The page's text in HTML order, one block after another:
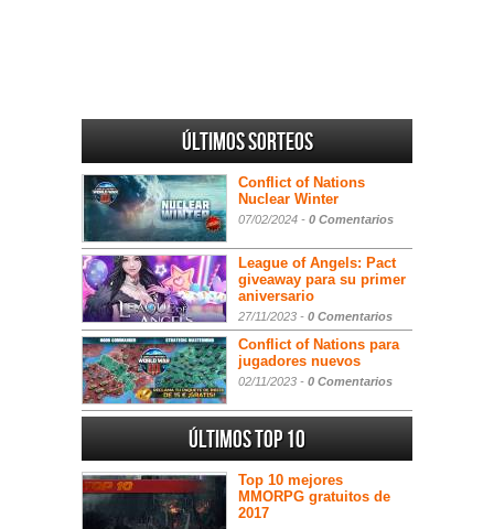
Últimos sorteos
Conflict of Nations
Nuclear Winter
07/02/2024 - 0 Comentarios
League of Angels: Pact
giveaway para su primer
aniversario
27/11/2023 - 0 Comentarios
Conflict of Nations para
jugadores nuevos
02/11/2023 - 0 Comentarios
Últimos Top 10
Top 10 mejores
MMORPG gratuitos de
2017